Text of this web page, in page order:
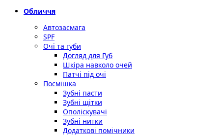
Обличчя
Автозасмага
SPF
Очі та губи
Догляд для Губ
Шкіра навколо очей
Патчі під очі
Посмішка
Зубні пасти
Зубні щітки
Ополіскувачі
Зубні нитки
Додаткові помічники